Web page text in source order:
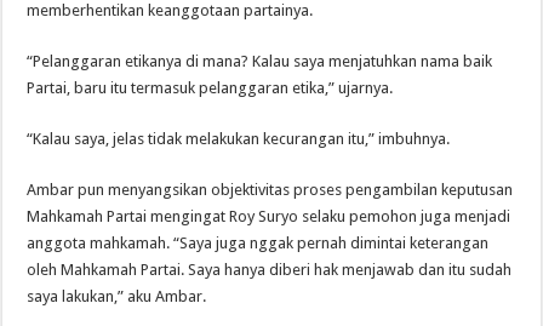
memberhentikan keanggotaan partainya.
“Pelanggaran etikanya di mana? Kalau saya menjatuhkan nama baik
Partai, baru itu termasuk pelanggaran etika,” ujarnya.
“Kalau saya, jelas tidak melakukan kecurangan itu,” imbuhnya.
Ambar pun menyangsikan objektivitas proses pengambilan keputusan
Mahkamah Partai mengingat Roy Suryo selaku pemohon juga menjadi
anggota mahkamah. “Saya juga nggak pernah dimintai keterangan
oleh Mahkamah Partai. Saya hanya diberi hak menjawab dan itu sudah
saya lakukan,” aku Ambar.